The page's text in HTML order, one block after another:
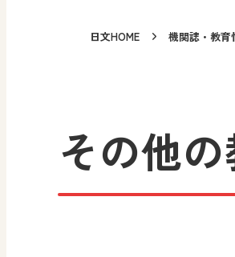
日文HOME 機関誌・教育
その他